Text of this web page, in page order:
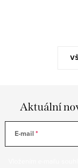
Aktuální
E-mail